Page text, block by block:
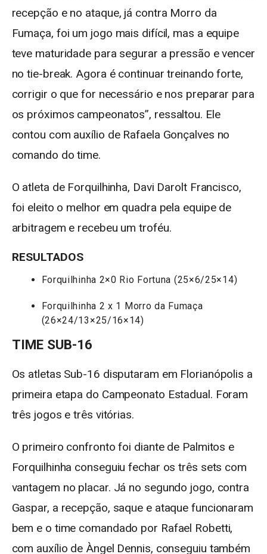
recepção e no ataque, já contra Morro da
Fumaça, foi um jogo mais difícil, mas a equipe
teve maturidade para segurar a pressão e vencer
no tie-break. Agora é continuar treinando forte,
corrigir o que for necessário e nos preparar para
os próximos campeonatos”, ressaltou. Ele
contou com auxílio de Rafaela Gonçalves no
comando do time.
O atleta de Forquilhinha, Davi Darolt Francisco,
foi eleito o melhor em quadra pela equipe de
arbitragem e recebeu um troféu.
RESULTADOS
Forquilhinha 2×0 Rio Fortuna (25×6/25×14)
Forquilhinha 2 x 1 Morro da Fumaça
(26×24/13×25/16×14)
TIME SUB-16
Os atletas Sub-16 disputaram em Florianópolis a
primeira etapa do Campeonato Estadual. Foram
três jogos e três vitórias.
O primeiro confronto foi diante de Palmitos e
Forquilhinha conseguiu fechar os três sets com
vantagem no placar. Já no segundo jogo, contra
Gaspar, a recepção, saque e ataque funcionaram
bem e o time comandado por Rafael Robetti,
com auxílio de Àngel Dennis, conseguiu também